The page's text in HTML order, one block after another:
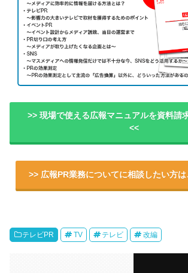
>> 現場で使える広報マニュアルを資料請
<<
>> 広報PR業務についてに相談したい方
テレビPR TV テレビ 改編